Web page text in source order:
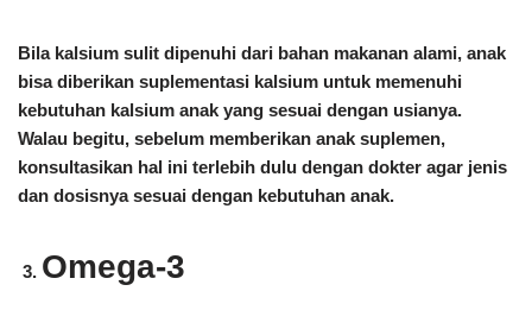
Bila kalsium sulit dipenuhi dari bahan makanan alami, anak
bisa diberikan suplementasi kalsium untuk memenuhi
kebutuhan kalsium anak yang sesuai dengan usianya.
Walau begitu, sebelum memberikan anak suplemen,
konsultasikan hal ini terlebih dulu dengan dokter agar jenis
dan dosisnya sesuai dengan kebutuhan anak.
Omega-3